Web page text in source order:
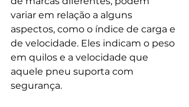
variar em relação a alguns
aspectos, como o índice de carga e
de velocidade. Eles indicam o peso
em quilos e a velocidade que
aquele pneu suporta com
segurança.